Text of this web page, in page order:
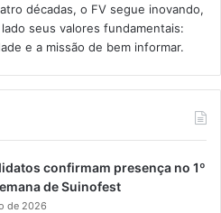
décadas, o FV segue inovando,
seus valores fundamentais:
e a missão de bem informar.​
confirmam presença no 1º
de Suinofest
de 2026